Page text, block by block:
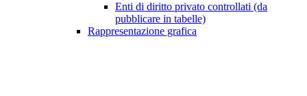
Enti di diritto privato controllati (da
pubblicare in tabelle)
Rappresentazione grafica